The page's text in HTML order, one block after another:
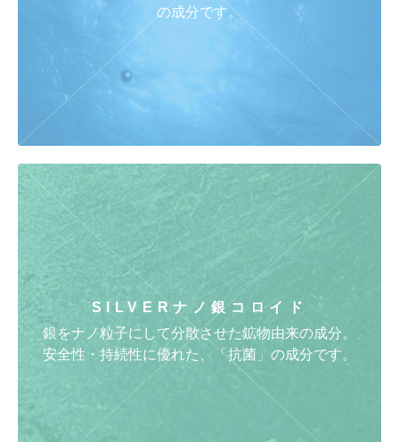
の成分です。
SILVERナノ銀コロイド
銀をナノ粒子にして分散させた鉱物由来の成分。
安全性・持続性に優れた、「抗菌」の成分です。